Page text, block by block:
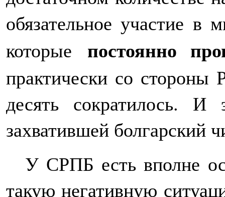
обязательное участие в
которые постоянно
практически со стороны
десять сократилось. И
захватившей болгарский
У СРПБ есть вполне
такую негативную